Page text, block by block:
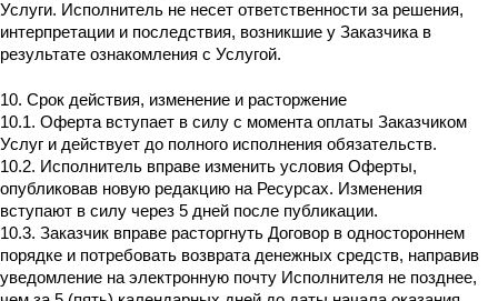
Услуги. Исполнитель не несет ответственности за решения,
интерпретации и последствия, возникшие у Заказчика в
результате ознакомления с Услугой.
10. Срок действия, изменение и расторжение
10.1. Оферта вступает в силу с момента оплаты Заказчиком
Услуг и действует до полного исполнения обязательств.
10.2. Исполнитель вправе изменить условия Оферты,
опубликовав новую редакцию на Ресурсах. Изменения
вступают в силу через 5 дней после публикации.
10.3. Заказчик вправе расторгнуть Договор в одностороннем
порядке и потребовать возврата денежных средств, направив
уведомление на электронную почту Исполнителя не позднее,